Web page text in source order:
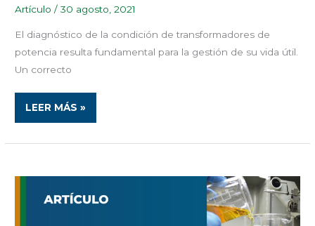
Artículo /30 agosto, 2021
El diagnóstico de la condición de transformadores de
potencia resulta fundamental para la gestión de su vida útil.
Un correcto
LEER MÁS »
CORRELACIÓN
LOS
RESULTADOS